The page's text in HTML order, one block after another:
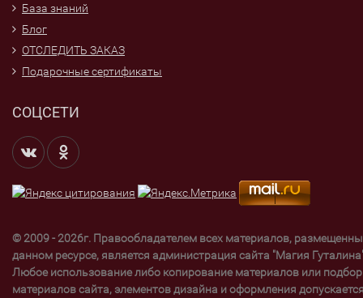
База знаний
Блог
ОТСЛЕДИТЬ ЗАКАЗ
Подарочные сертификаты
СОЦСЕТИ
© 2009 - 2026г. Правообладателем всех материалов,
данном ресурсе, является администрация сайта "Магия
Любое использование либо копирование материалов или
материалов сайта, элементов дизайна и оформления